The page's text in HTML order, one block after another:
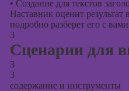
• Создание для текстов
Наставник оценит
подробно разберет его с
3
Сценарии для
3
3
содержание и инструменты